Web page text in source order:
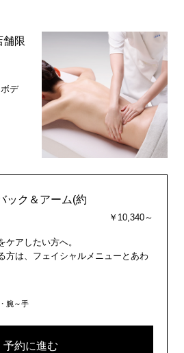
舗限
デ
ック＆アーム(約
￥10,340～
ケアしたい方へ。
方は、フェイシャルメニューとあわ
腕～手
予約に進む